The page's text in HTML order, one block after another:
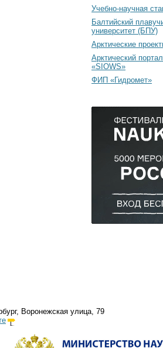
Учебно-научная
Балтийский
университет (БПУ)
Арктические
Арктический портал
«SIOWS»
ФИП «Гидромет»
Воронежская улица, 79